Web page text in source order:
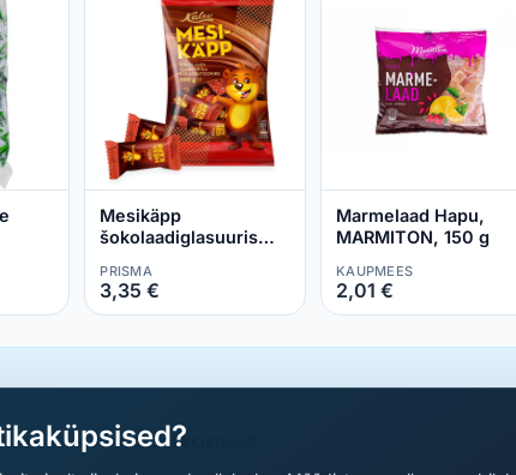
Mesikäpp
šokolaadiglasuuris
KALEV, 200 g
PRISMA
3,35 €
Marmelaad Hapu,
MARMITON, 150 g
KAUPMEES
2,01 €
parimad sooduspakkumised